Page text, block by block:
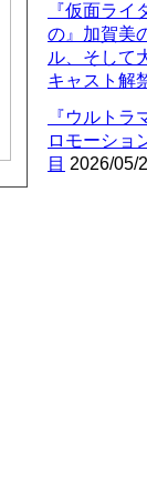
『仮面ライ
の』加賀美
ル、そして
キャスト解
『ウルト
ロモーショ
目 2026/05/